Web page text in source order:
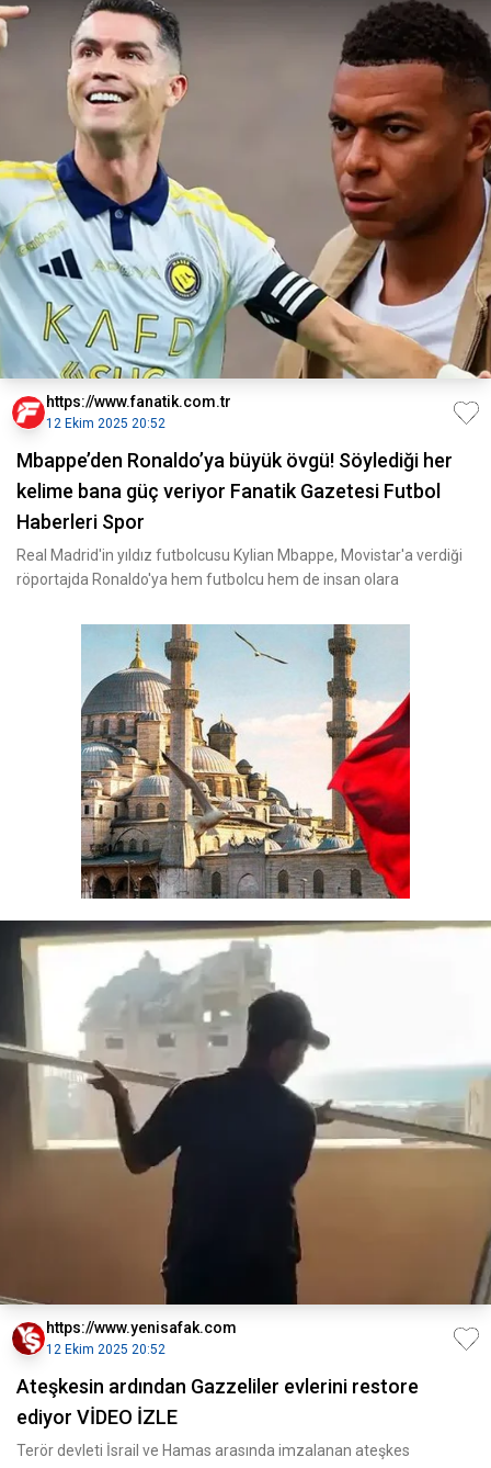
https://www.fanatik.com.tr
12 Ekim 2025 20:52
Mbappe’den Ronaldo’ya büyük övgü! Söylediği her
kelime bana güç veriyor Fanatik Gazetesi Futbol
Haberleri Spor
Real Madrid'in yıldız futbolcusu Kylian Mbappe, Movistar'a verdiği
röportajda Ronaldo'ya hem futbolcu hem de insan olara
https://www.yenisafak.com
12 Ekim 2025 20:52
Ateşkesin ardından Gazzeliler evlerini restore
ediyor VİDEO İZLE
Terör devleti İsrail ve Hamas arasında imzalanan ateşkes